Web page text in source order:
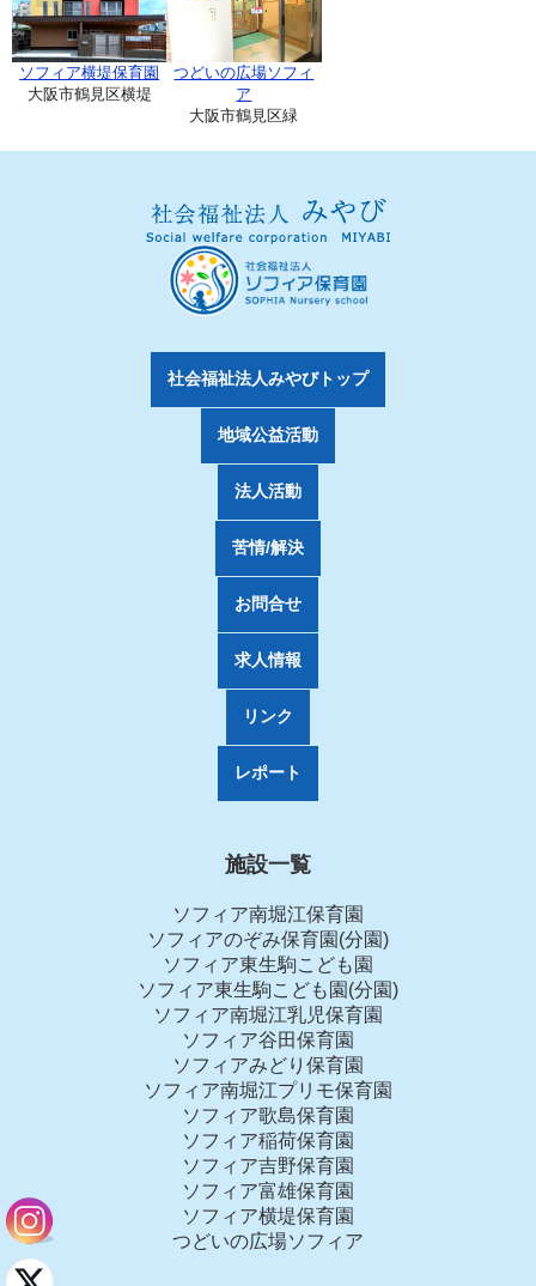
ソフィア横堤保育園
大阪市鶴見区横堤
つどいの広場ソフィ
ア
大阪市鶴見区緑
社会福祉法人みやびトップ
地域公益活動
法人活動
苦情/解決
お問合せ
求人情報
リンク
レポート
施設一覧
ソフィア南堀江保育園
ソフィアのぞみ保育園(分園)
ソフィア東生駒こども園
ソフィア東生駒こども園(分園)
ソフィア南堀江乳児保育園
ソフィア谷田保育園
ソフィアみどり保育園
ソフィア南堀江プリモ保育園
ソフィア歌島保育園
ソフィア稲荷保育園
ソフィア吉野保育園
ソフィア富雄保育園
ソフィア横堤保育園
つどいの広場ソフィア